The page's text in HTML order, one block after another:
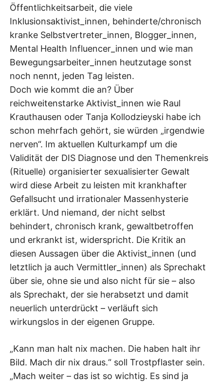
Öffentlichkeitsarbeit, die viele
Inklusionsaktivist_innen, behinderte/chronisch
kranke Selbstvertreter_innen, Blogger_innen,
Mental Health Influencer_innen und wie man
Bewegungsarbeiter_innen heutzutage sonst
noch nennt, jeden Tag leisten.
Doch wie kommt die an? Über
reichweitenstarke Aktivist_innen wie Raul
Krauthausen oder Tanja Kollodzieyski habe ich
schon mehrfach gehört, sie würden „irgendwie
nerven“. Im aktuellen Kulturkampf um die
Validität der DIS Diagnose und den Themenkreis
(Rituelle) organisierter sexualisierter Gewalt
wird diese Arbeit zu leisten mit krankhafter
Gefallsucht und irrationaler Massenhysterie
erklärt. Und niemand, der nicht selbst
behindert, chronisch krank, gewaltbetroffen
und erkrankt ist, widerspricht. Die Kritik an
diesen Aussagen über die Aktivist_innen (und
letztlich ja auch Vermittler_innen) als Sprechakt
über sie, ohne sie und also nicht für sie – also
als Sprechakt, der sie herabsetzt und damit
neuerlich unterdrückt – verläuft sich
wirkungslos in der eigenen Gruppe.
„Kann man halt nix machen. Die haben halt ihr
Bild. Mach dir nix draus.“ soll Trostpflaster sein.
„Mach weiter – das ist so wichtig. Es sind ja